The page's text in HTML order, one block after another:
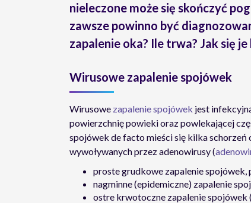
nieleczone może się skończyć
zawsze powinno być
zapalenie oka? Ile trwa? Jak się je
Wirusowe zapalenie spojówek
Wirusowe zapalenie spojówek jest
powierzchnię powieki oraz powlekającej
spojówek de facto mieści się kilka
wywoływanych przez adenowirusy (
proste grudkowe zapalenie
nagminne (epidemiczne) zapalenie
ostre krwotoczne zapalenie spojówek